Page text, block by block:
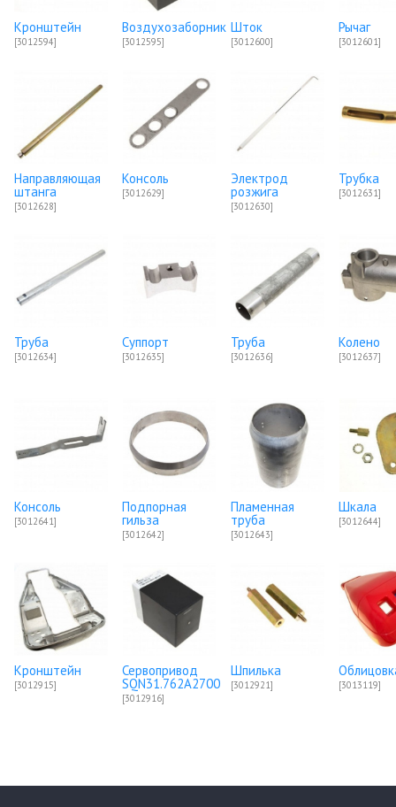
Кронштейн
[3012594]
Воздухозаборник
[3012595]
Шток
[3012600]
Рычаг
[3012601]
Направляющая
штанга
[3012628]
Консоль
[3012629]
Электрод
розжига
[3012630]
Трубка
[3012631]
Труба
[3012634]
Суппорт
[3012635]
Труба
[3012636]
Колено
[3012637]
Консоль
[3012641]
Подпорная
гильза
[3012642]
Пламенная
труба
[3012643]
Шкала
[3012644]
Кронштейн
[3012915]
Сервопривод
SQN31.762A2700
[3012916]
Шпилька
[3012921] [3013119]